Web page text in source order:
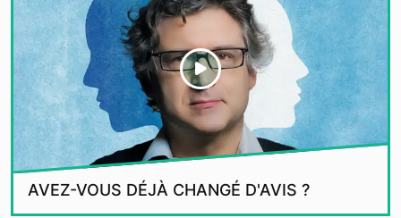
AVEZ-VOUS DÉJÀ CHANGÉ D'AVIS ?